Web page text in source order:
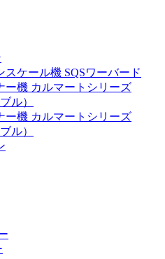
スケール機 SQSワーバード
ー機 カルマートシリーズ
ル）
ー機 カルマートシリーズ
ル）